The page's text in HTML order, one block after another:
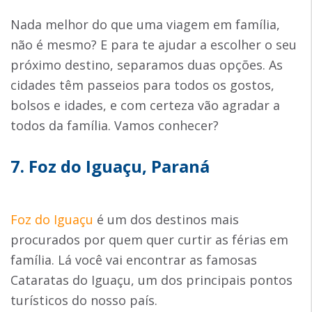
Nada melhor do que uma viagem em família,
não é mesmo? E para te ajudar a escolher o seu
próximo destino, separamos duas opções. As
cidades têm passeios para todos os gostos,
bolsos e idades, e com certeza vão agradar a
todos da família. Vamos conhecer?
7. Foz do Iguaçu, Paraná
Foz do Iguaçu é um dos destinos mais
procurados por quem quer curtir as férias em
família. Lá você vai encontrar as famosas
Cataratas do Iguaçu, um dos principais pontos
turísticos do nosso país.